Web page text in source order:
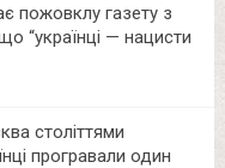
пожовклу газету з
“українці — нацисти
століттями
програвали один